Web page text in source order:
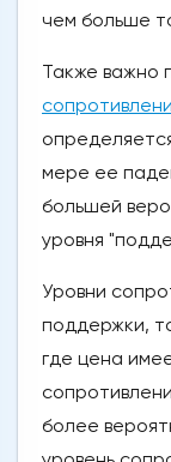
чем больше
Также важно
мере ее
большей
уровня
Уровни
поддержки,
где цена
более